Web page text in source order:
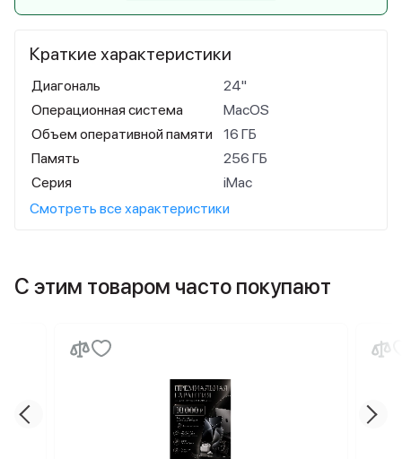
Краткие характеристики
Диагональ
24"
Операционная система
MacOS
Объем оперативной памяти
16 ГБ
Память
256 ГБ
Серия
iMac
Смотреть все характеристики
С этим товаром часто покупают